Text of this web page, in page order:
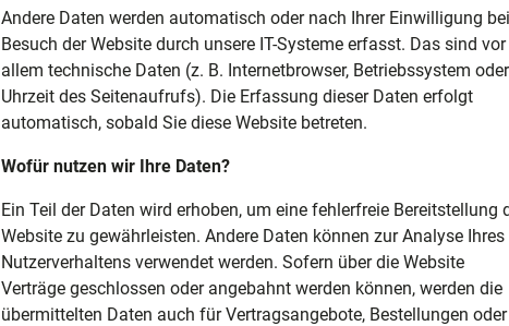
Andere Daten werden automatisch oder nach Ihrer Einwilligung
Besuch der Website durch unsere IT-Systeme erfasst. Das sind vor
allem technische Daten (z. B. Internetbrowser, Betriebssystem oder
Uhrzeit des Seitenaufrufs). Die Erfassung dieser Daten erfolgt
automatisch, sobald Sie diese Website betreten.
Wofür nutzen wir Ihre Daten?
Ein Teil der Daten wird erhoben, um eine fehlerfreie Bereitstellung
Website zu gewährleisten. Andere Daten können zur Analyse Ihres
Nutzerverhaltens verwendet werden. Sofern über die Website
Verträge geschlossen oder angebahnt werden können, werden die
übermittelten Daten auch für Vertragsangebote, Bestellungen oder